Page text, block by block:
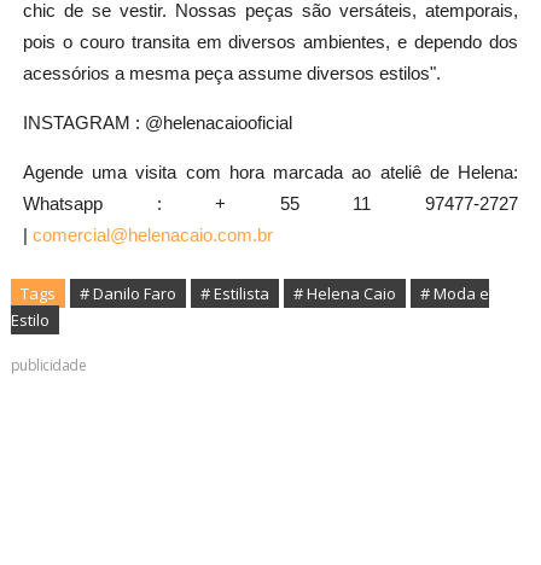
chic de se vestir. Nossas peças são versáteis, atemporais,
pois o couro transita em diversos ambientes, e dependo dos
acessórios a mesma peça assume diversos estilos".
INSTAGRAM : @helenacaiooficial
Agende uma visita com hora marcada ao ateliê de Helena:
Whatsapp : + 55 11 97477-2727
comercial@helenacaio.com.br
Tags # Danilo Faro # Estilista # Helena Caio
# Moda e
Estilo
publicidade